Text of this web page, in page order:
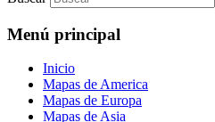
Menú principal
Inicio
Mapas de America
Mapas de Europa
Mapas de Asia